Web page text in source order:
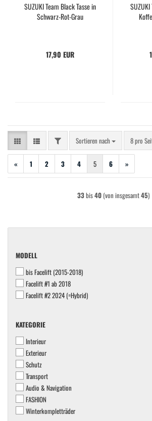
SUZUKI Team Black Tasse in
Schwarz-Rot-Grau
17,90 EUR
FILTERSortieren nach
Sortieren nach 8 pro
pro Seite
« 1 2 3 4 5 6 »
33bis40(von insgesamt45)
MODELL
MODELL
bis Facelift (2015-2018)
Facelift #1 ab 2018
Facelift #2 2024 (=Hybrid)
KATEGORIE
KATEGORIE
Interieur
Exterieur
Schutz
Transport
Audio & Navigation
FASHION
Winterkompletträder